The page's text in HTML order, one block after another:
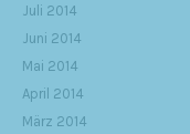
Juli 2014
Juni 2014
Mai 2014
April 2014
März 2014